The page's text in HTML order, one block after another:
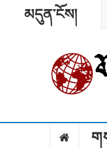
མདུན་ངོས།